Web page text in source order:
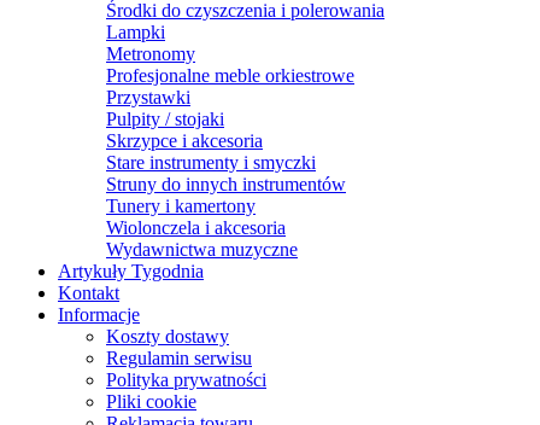
Środki do czyszczenia i polerowania
Lampki
Metronomy
Profesjonalne meble orkiestrowe
Przystawki
Pulpity / stojaki
Skrzypce i akcesoria
Stare instrumenty i smyczki
Struny do innych instrumentów
Tunery i kamertony
Wiolonczela i akcesoria
Wydawnictwa muzyczne
Artykuły Tygodnia
Kontakt
Informacje
Koszty dostawy
Regulamin serwisu
Polityka prywatności
Pliki cookie